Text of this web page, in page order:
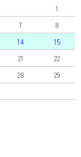
1
7
8
14
15
21
22
28
29